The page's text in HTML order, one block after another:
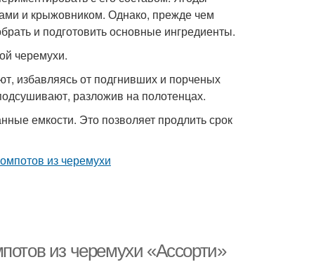
и крыжовником. Однако, прежде чем
и подготовить основные ингредиенты.
черемухи.
избавляясь от подгнивших и порченых
разложив на полотенцах.
емкости. Это позволяет продлить срок
из черемухи «Ассорти»